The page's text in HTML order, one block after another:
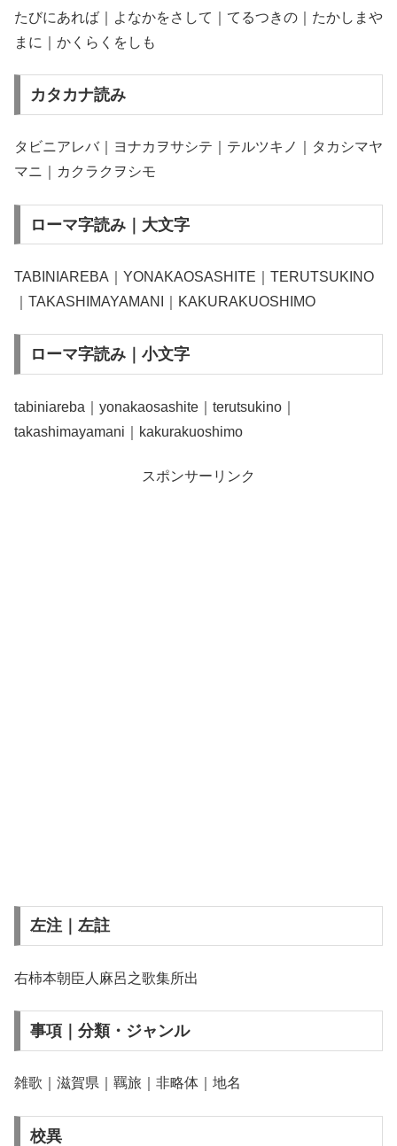
たびにあれば｜よなかをさして｜てるつきの｜たかしまや
まに｜かくらくをしも
カタカナ読み
タビニアレバ｜ヨナカヲサシテ｜テルツキノ｜タカシマヤ
マニ｜カクラクヲシモ
ローマ字読み｜大文字
TABINIAREBA｜YONAKAOSASHITE｜TERUTSUKINO
｜TAKASHIMAYAMANI｜KAKURAKUOSHIMO
ローマ字読み｜小文字
tabiniareba｜yonakaosashite｜terutsukino｜
takashimayamani｜kakurakuoshimo
スポンサーリンク
左注｜左註
右柿本朝臣人麻呂之歌集所出
事項｜分類・ジャンル
雑歌｜滋賀県｜羈旅｜非略体｜地名
校異